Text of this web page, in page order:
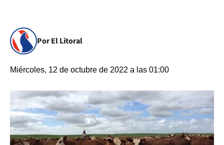
Por El Litoral
Miércoles, 12 de octubre de 2022 a las 01:00